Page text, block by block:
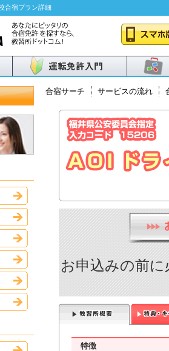
合宿プラン詳細
九州・沖縄
合宿サーチ サービスの流れ
お申込みの前
特徴